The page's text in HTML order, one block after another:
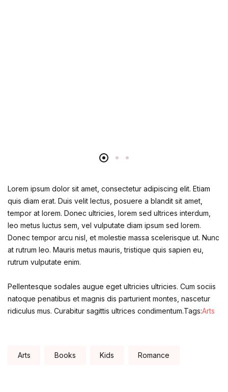
Lorem ipsum dolor sit amet, consectetur adipiscing elit. Etiam
quis diam erat. Duis velit lectus, posuere a blandit sit amet,
tempor at lorem. Donec ultricies, lorem sed ultrices interdum,
leo metus luctus sem, vel vulputate diam ipsum sed lorem.
Donec tempor arcu nisl, et molestie massa scelerisque ut. Nunc
at rutrum leo. Mauris metus mauris, tristique quis sapien eu,
rutrum vulputate enim.
Pellentesque sodales augue eget ultricies ultricies. Cum sociis
natoque penatibus et magnis dis parturient montes, nascetur
ridiculus mus. Curabitur sagittis ultrices condimentum.Tags:Arts
Tags:
Arts Books Kids Romance